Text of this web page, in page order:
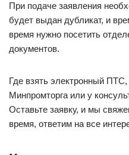
При подаче заявления
будет выдан дубликат, и
время нужно посетить
документов.
Где взять электронный
Минпромторга или у
Оставьте заявку, и мы
время, ответим на все